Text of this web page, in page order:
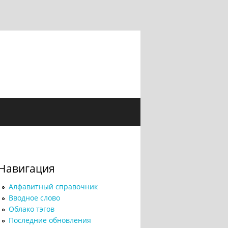
Алфавитный справочник
Вводное слово
Облако тэгов
Последние обновления